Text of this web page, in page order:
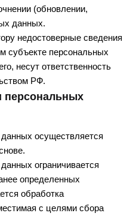
(обновлении,
данных.
недостоверные сведения
субъекте персональных
несут ответственность
РФ.
персональных
осуществляется
ограничивается
определенных
обработка
с целями сбора